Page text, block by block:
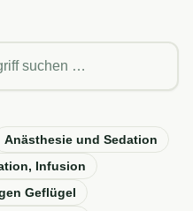
Anästhesie und Sedation
Infusion
Geflügel